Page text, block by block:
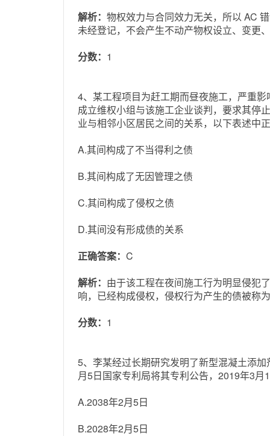
解析： 物权效力与合同效力无关，所以 AC
未经登记，不会产生不动产物权设立、变更
分数： 1
4、某工程项目为赶工期而昼夜施工，严重
成立维权小组与该施工企业谈判，要求其停
业与相邻小区居民之间的关系，以下表述中
A.其间构成了不当得利之债
B.其间构成了无因管理之债
C.其间构成了侵权之债
D.其间没有形成债的关系
正确答案： C
解析： 由于该工程在夜间施工行为明显侵犯
响，已经构成侵权，侵权行为产生的债被称
分数： 1
5、李某经过长期研究发明了新型混凝土添
月5日国家专利局将其专利公告，2019年3
A.2038年2月5日
B.2028年2月5日